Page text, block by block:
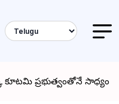
ప్రభుత్వంతోనే సాధ్యం